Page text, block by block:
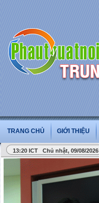
TRANG CHỦ GIỚI THIỆU
13:20 ICT Chủ nhật, 09/08/2026